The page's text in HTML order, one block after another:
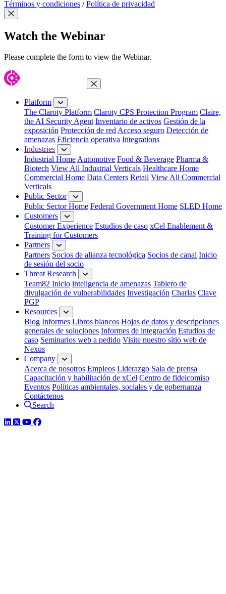
Términos y condiciones / Política de privacidad
Close Modal
Watch the Webinar
Please complete the form to view the Webinar.
Close Menu
Platform
The Claroty Platform Claroty CPS Protection Program Claire,
the AI Security Agent Inventario de activos Gestión de la
exposición Protección de redAcceso seguro Detección de
amenazas Eficiencia operativa Integrations
Industries
Industrial HomeAutomotive Food & Beverage Pharma &
Biotech View All Industrial Verticals Healthcare Home
Commercial Home Data Centers Retail View All Commercial
Verticals
Public Sector
Public Sector Home Federal Government Home SLED Home
Customers
Customer Experience Estudios de caso xCel Enablement &
Training for Customers
Partners
Partners Socios de alianza tecnológica Socios de canal Inicio
de sesión del socio
Threat Research
Team82 Inicio inteligencia de amenazas Tablero de
divulgación de vulnerabilidades Investigación Charlas Clave
PGP
Resources
Blog Informes Libros blancos Hojas de datos y descripciones
generales de soluciones Informes de integración Estudios de
caso Seminarios web a pedido Visite nuestro sitio web de
Nexus
Company
Acerca de nosotros Empleos Liderazgo Sala de prensa
Capacitación y habilitación de xCel Centro de fideicomiso
Eventos Políticas ambientales, sociales y de gobernanza
Contáctenos
Search
LinkedIn
TwitterYouTube
Facebook